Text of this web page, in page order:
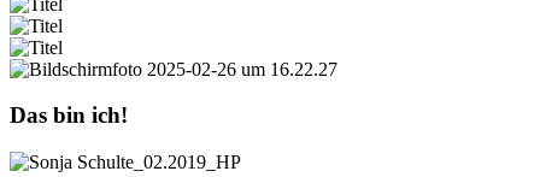
Das bin ich!